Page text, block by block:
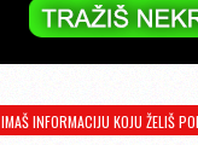
IMAŠ INFORMACIJU KOJU ŽELIŠ